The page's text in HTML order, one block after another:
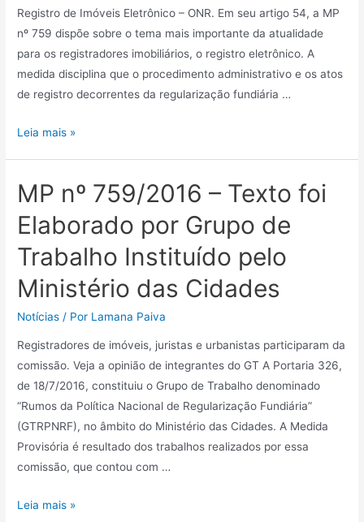
Registro de Imóveis Eletrônico – ONR. Em seu artigo 54, a MP
nº 759 dispõe sobre o tema mais importante da atualidade
para os registradores imobiliários, o registro eletrônico. A
medida disciplina que o procedimento administrativo e os atos
de registro decorrentes da regularização fundiária …
Leia mais »
MP nº 759/2016 – Texto foi
Elaborado por Grupo de
Trabalho Instituído pelo
Ministério das Cidades
Notícias / Por Lamana Paiva
Registradores de imóveis, juristas e urbanistas participaram da
comissão. Veja a opinião de integrantes do GT A Portaria 326,
de 18/7/2016, constituiu o Grupo de Trabalho denominado
“Rumos da Política Nacional de Regularização Fundiária”
(GTRPNRF), no âmbito do Ministério das Cidades. A Medida
Provisória é resultado dos trabalhos realizados por essa
comissão, que contou com …
Leia mais »